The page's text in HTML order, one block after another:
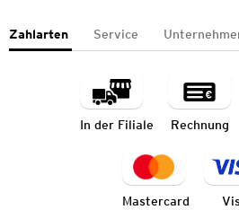
Zahlarten Service
In der Filiale Rechnung
Mastercard